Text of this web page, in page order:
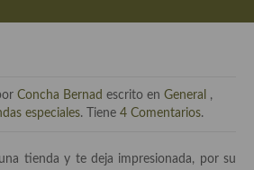
Concha Bernad escrito en General
,
especiales. Tiene 4 Comentarios.
tienda y te deja impresionada, por su